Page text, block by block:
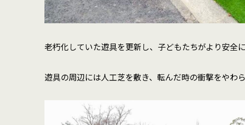
老朽化していた遊具を更新し、子どもたちがより安全
遊具の周辺には人工芝を敷き、転んだ時の衝撃をやわ